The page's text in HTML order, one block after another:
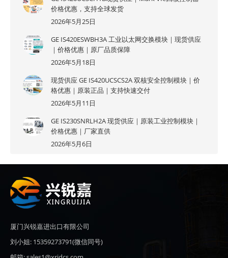
价格优惠，支持全球发货
2026年5月25日
GE IS420ESWBH3A 工业以太网交换模块｜现货供应
｜价格优惠｜原厂品质保障
2026年5月18日
现货供应 GE IS420UCSCS2A 双核安全控制模块｜价
格优惠｜原装正品｜支持快速交付
2026年5月11日
GE IS230SNRLH2A 现货供应｜原装工业控制模块｜
价格优惠｜厂家直供
2026年5月6日
厦门兴锐嘉进出口有限公司
刘小姐: 15359273791(微信同号)